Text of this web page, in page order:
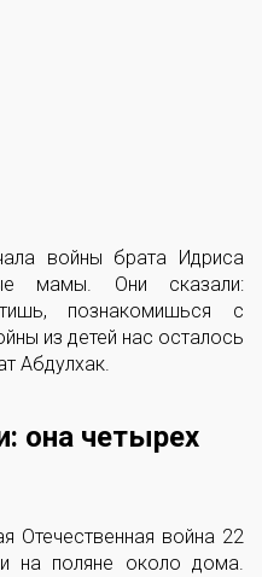
войны брата Идриса
мамы. Они сказали:
познакомишься с
из детей нас осталось
Абдулхак.
она четырех
Отечественная война 22
на поляне около дома.